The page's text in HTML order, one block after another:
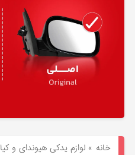
خانه »لوازم یدکی هیوندای و کیا